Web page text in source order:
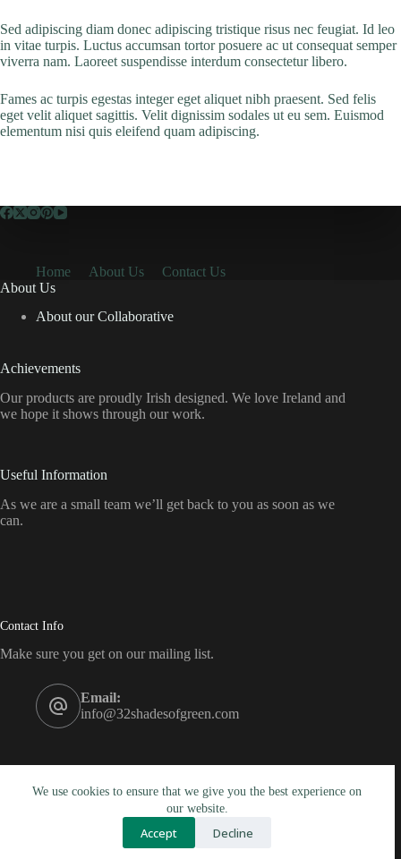
We use cookies to ensure that we give you the best experience on
our website.
Accept Decline
Sed adipiscing diam donec adipiscing tristique risus nec feugiat. Id leo
in vitae turpis. Luctus accumsan tortor posuere ac ut consequat semper
viverra nam. Laoreet suspendisse interdum consectetur libero.
Fames ac turpis egestas integer eget aliquet nibh praesent. Sed felis
eget velit aliquet sagittis. Velit dignissim sodales ut eu sem. Euismod
elementum nisi quis eleifend quam adipiscing.
Home About Us
Contact Us
About Us
About our Collaborative
Achievements
Our products are proudly Irish designed. We love Ireland and
we hope it shows through our work.
Useful Information
As we are a small team we’ll get back to you as soon as we
can.
Contact Info
Make sure you get on our mailing list.
Email:
info@32shadesofgreen.com